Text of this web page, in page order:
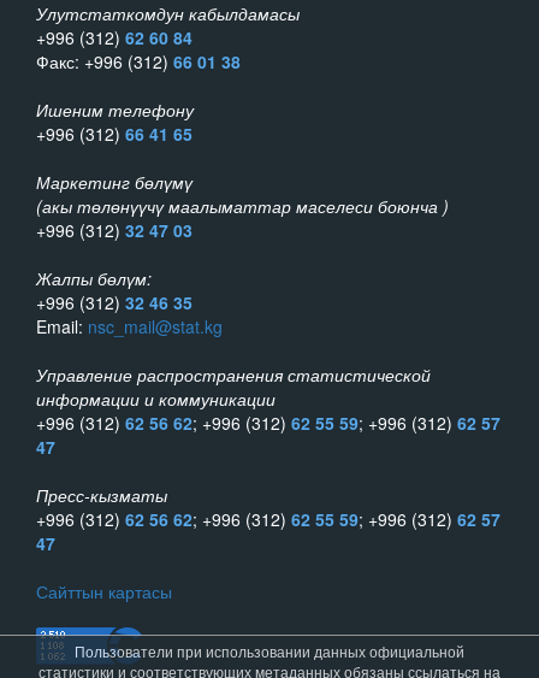
Улутстаткомдун кабылдамасы
+996 (312) 62 60 84
Факс: +996 (312) 66 01 38
Ишеним телефону
+996 (312) 66 41 65
Маркетинг бөлүмү
(акы төлөнүүчү маалыматтар маселеси боюнча )
+996 (312) 32 47 03
Жалпы бөлүм:
+996 (312) 32 46 35
Email: nsc_mail@stat.kg
Управление распространения статистической
информации и коммуникации
+996 (312) 62 56 62; +996 (312) 62 55 59; +996 (312) 62 57
47
Пресс-кызматы
+996 (312) 62 56 62; +996 (312) 62 55 59; +996 (312) 62 57
47
Сайттын картасы
Пользователи при использовании данных официальной
статистики и соответствующих метаданных обязаны ссылаться на